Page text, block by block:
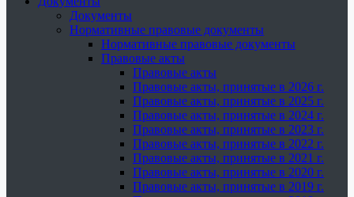
Документы
Нормативные правовые документы
Нормативные правовые документы
Правовые акты
Правовые акты
Правовые акты, принятые в 2026 г.
Правовые акты, принятые в 2025 г.
Правовые акты, принятые в 2024 г.
Правовые акты, принятые в 2023 г.
Правовые акты, принятые в 2022 г.
Правовые акты, принятые в 2021 г.
Правовые акты, принятые в 2020 г.
Правовые акты, принятые в 2019 г.